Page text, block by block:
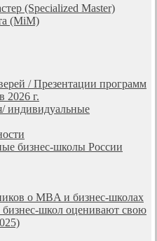
(Specialized Master)
(MiM)
/ Презентации программ
2026 г.
индивидуальные
бизнес-школы России
о MBA и бизнес-школах
школ оценивают свою